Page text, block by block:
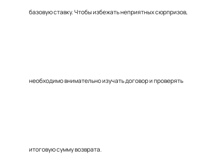
базовую ставку. Чтобы избежать неприятных сюрпризов,
необходимо внимательно изучать договор и проверять
итоговую сумму возврата.